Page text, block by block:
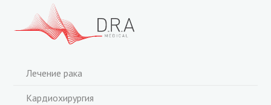
Лечение рака
Кардиохирургия